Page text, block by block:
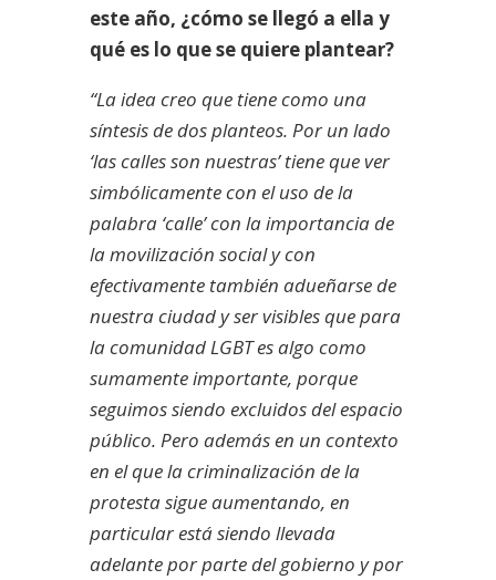
este año, ¿cómo se llegó a ella y
qué es lo que se quiere plantear?
“La idea creo que tiene como una
síntesis de dos planteos. Por un lado
‘las calles son nuestras’ tiene que ver
simbólicamente con el uso de la
palabra ‘calle’ con la importancia de
la movilización social y con
efectivamente también adueñarse de
nuestra ciudad y ser visibles que para
la comunidad LGBT es algo como
sumamente importante, porque
seguimos siendo excluidos del espacio
público. Pero además en un contexto
en el que la criminalización de la
protesta sigue aumentando, en
particular está siendo llevada
adelante por parte del gobierno y por